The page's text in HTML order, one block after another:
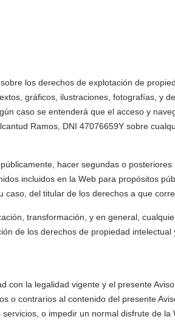
los derechos de explotación de
gráficos, ilustraciones, fotografías, y
caso se entenderá que el acceso y
Ramos, DNI 47076659Y sobre
hacer segundas o
incluidos en la Web para propósitos
del titular de los derechos a que
transformación, y en general,
de los derechos de propiedad
la legalidad vigente y el presente
o contrarios al contenido del presente
o impedir un normal disfrute de la